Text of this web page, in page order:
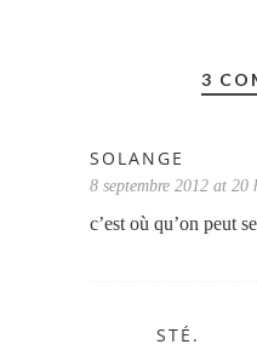
3
SOLANGE
8 septembre 2012 at 20
c’est où qu’on peut
STÉ.